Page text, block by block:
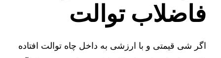
فاضلاب توالت
اگر شی قیمتی و با ارزشی به داخل چاه توالت افتاده